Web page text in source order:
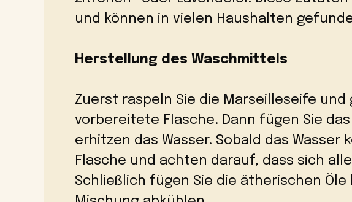
und können in vielen Haushalten
Herstellung des Waschmittels
Zuerst raspeln Sie die Marseilleseife und
vorbereitete Flasche. Dann fügen Sie
erhitzen das Wasser. Sobald das Wasser
Flasche und achten darauf, dass sich
Schließlich fügen Sie die ätherischen Öle